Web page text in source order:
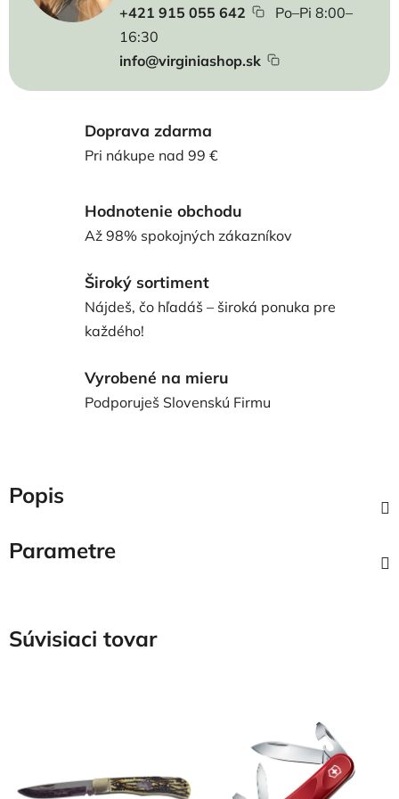
+421 915 055 642
Po–Pi 8:00–
16:30
info@virginiashop.sk
Doprava zdarma
Pri nákupe nad 99 €
Hodnotenie obchodu
Až 98% spokojných zákazníkov
Široký sortiment
Nájdeš, čo hľadáš – široká ponuka pre
každého!
Vyrobené na mieru
Podporuješ Slovenskú Firmu
Popis
Parametre
Súvisiaci tovar